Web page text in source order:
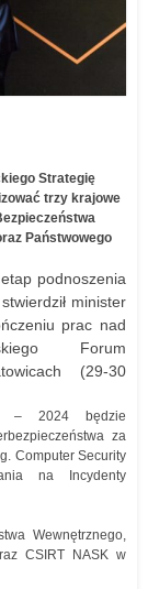
Strategię
trzy krajowe
Państwowego
podnoszenia
minister
prac nad
Forum
(29-30
– 2024 będzie
za
Computer Security
na Incydenty
Wewnętrznego,
CSIRT NASK w